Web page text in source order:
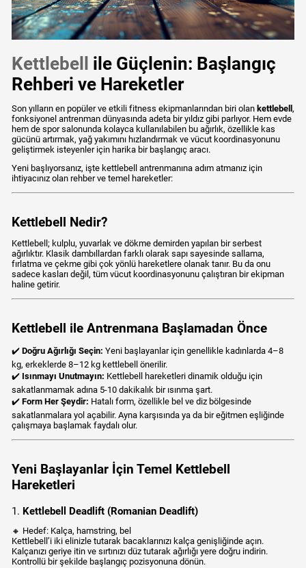
Kettlebell
ile Güçlenin: Başlangıç
Rehberi ve Hareketler
Son yılların en popüler ve etkili fitness ekipmanlarından biri olan kettlebell,
fonksiyonel antrenman dünyasında adeta bir yıldız gibi parlıyor. Hem evde
hem de spor salonunda kolayca kullanılabilen bu ağırlık, özellikle kas
gücünü artırmak, yağ yakımını hızlandırmak ve vücut koordinasyonunu
geliştirmek isteyenler için harika bir başlangıç aracı.
Yeni başlıyorsanız, işte kettlebell antrenmanına adım atmanız için
ihtiyacınız olan rehber ve temel hareketler:
Kettlebell Nedir?
Kettlebell; kulplu, yuvarlak ve dökme demirden yapılan bir serbest
ağırlıktır. Klasik dambıllardan farklı olarak sapı sayesinde sallama,
fırlatma ve çekme gibi çok yönlü hareketlere olanak tanır. Bu da onu
sadece kasları değil, tüm vücut koordinasyonunu çalıştıran bir ekipman
haline getirir.
Kettlebell ile Antrenmana Başlamadan Önce
✔️ Doğru Ağırlığı Seçin: Yeni başlayanlar için genellikle kadınlarda 4–8
kg, erkeklerde 8–12 kg kettlebell önerilir.
✔️ Isınmayı Unutmayın: Kettlebell hareketleri dinamik olduğu için
sakatlanmamak adına 5-10 dakikalık bir ısınma şart.
✔️ Form Her Şeydir: Hatalı form, özellikle bel ve diz bölgesinde
sakatlanmalara yol açabilir. Ayna karşısında ya da bir eğitmen eşliğinde
çalışmaya başlamak faydalı olur.
Yeni Başlayanlar İçin Temel Kettlebell
Hareketleri
1. Kettlebell Deadlift (Romanian Deadlift)
🔸 Hedef: Kalça, hamstring, bel
Kettlebell’i iki elinizle tutarak bacaklarınızı kalça genişliğinde açın.
Kalçanızı geriye itin ve sırtınızı düz tutarak ağırlığı yere doğru indirin.
Kontrollü bir şekilde başlangıç pozisyonuna dönün.